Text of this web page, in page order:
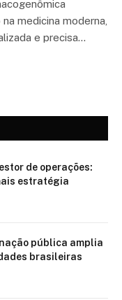
medicina moderna,
e precisa…
de operações:
estratégia
pública amplia
brasileiras